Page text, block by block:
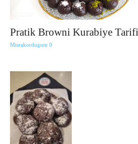
Pratik Browni Kurabiye Tarifi
Misrakordugum 0